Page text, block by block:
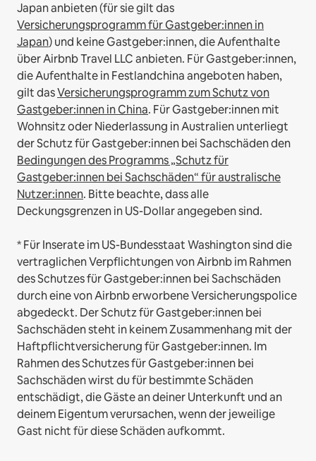
Japan anbieten (für sie gilt das
Versicherungsprogramm für Gastgeber:innen in
Japan) und keine Gastgeber:innen, die Aufenthalte
über Airbnb Travel LLC anbieten. Für Gastgeber:innen,
die Aufenthalte in Festlandchina angeboten haben,
gilt dasVersicherungsprogramm zum Schutz von
Gastgeber:innen in China. Für Gastgeber:innen mit
Wohnsitz oder Niederlassung in Australien unterliegt
der Schutz für Gastgeber:innen bei Sachschäden den
Bedingungen des Programms „Schutz für
Gastgeber:innen bei Sachschäden“ für australische
Nutzer:innen. Bitte beachte, dass alle
Deckungsgrenzen in US-Dollar angegeben sind.
* Für Inserate im US-Bundesstaat Washington sind die
vertraglichen Verpflichtungen von Airbnb im Rahmen
des Schutzes für Gastgeber:innen bei Sachschäden
durch eine von Airbnb erworbene Versicherungspolice
abgedeckt. Der Schutz für Gastgeber:innen bei
Sachschäden steht in keinem Zusammenhang mit der
Haftpflichtversicherung für Gastgeber:innen. Im
Rahmen des Schutzes für Gastgeber:innen bei
Sachschäden wirst du für bestimmte Schäden
entschädigt, die Gäste an deiner Unterkunft und an
deinem Eigentum verursachen, wenn der jeweilige
Gast nicht für diese Schäden aufkommt.